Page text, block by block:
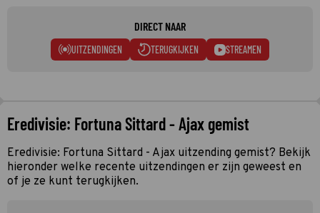
DIRECT NAAR
UITZENDINGEN TERUGKIJKEN STREAMEN
Eredivisie: Fortuna Sittard - Ajax gemist
Eredivisie: Fortuna Sittard - Ajax uitzending gemist? Bekijk
hieronder welke recente uitzendingen er zijn geweest en
of je ze kunt terugkijken.